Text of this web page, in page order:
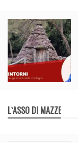
L`ASSO DI MAZZE